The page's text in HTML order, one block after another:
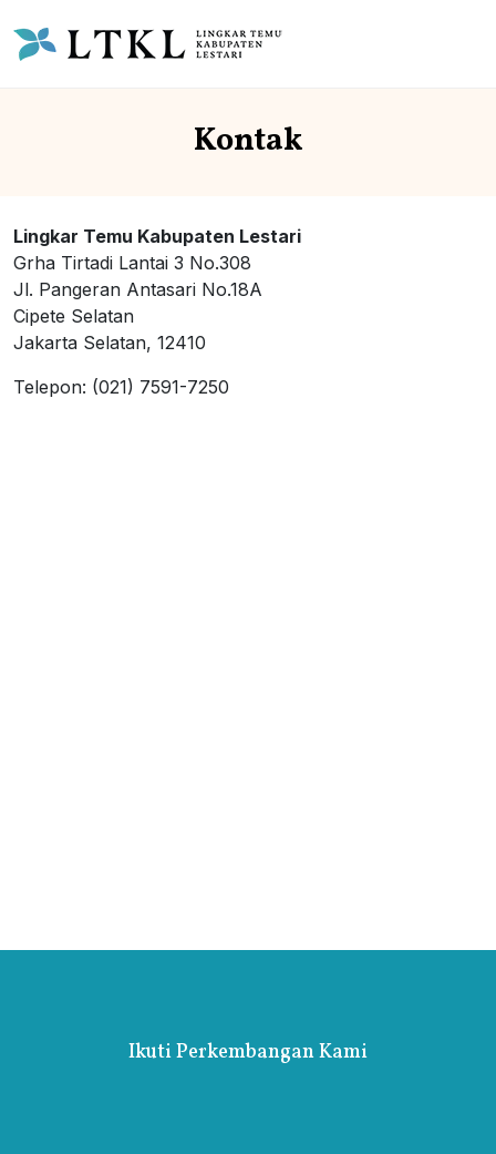
Kontak
Lingkar Temu Kabupaten Lestari
Grha Tirtadi Lantai 3 No.308
Jl. Pangeran Antasari No.18A
Cipete Selatan
Jakarta Selatan, 12410
Telepon: (021) 7591-7250
Ikuti Perkembangan Kami